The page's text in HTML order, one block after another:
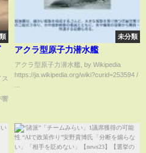
響
未分類
アクラ型原子力潜水艦
アクラ型原子力潜水艦, by Wikipedia
https://ja.wikipedia.org/wiki?curid=253594 /